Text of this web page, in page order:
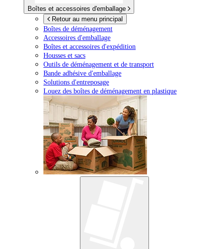
Boîtes et accessoires d'emballage
Retour au menu principal
Boîtes de déménagement
Accessoires d'emballage
Boîtes et accessoires d'expédition
Housses et sacs
Outils de déménagement et de transport
Bande adhésive d'emballage
Solutions d'entreposage
Louez des boîtes de déménagement en plastique